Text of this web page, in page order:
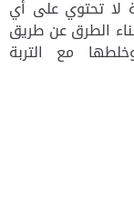
لا تحتوي على أي
الطرق عن طريق
مع التربة